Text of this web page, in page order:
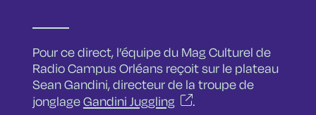
Pour ce direct, l’équipe du Mag Culturel de
Radio Campus Orléans reçoit sur le plateau
Sean Gandini, directeur de la troupe de
jonglage Gandini Juggling .